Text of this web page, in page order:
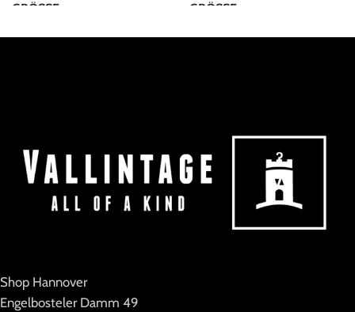
GRÖSSE GRÖSSE
Shop Hannover
Engelbosteler Damm 49